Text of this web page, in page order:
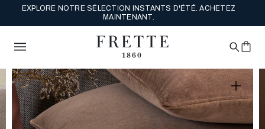
PROFITEZ DE LA LIVRAISON GRATUITE SUR VOS COMMANDES À
PRIX PLEIN. ACHETEZ.